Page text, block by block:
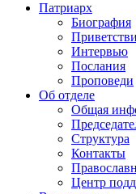
Патриарх
Биография
Интервью
Послания
Проповеди
Об отделе
Общая
Структура
Контакты
Центр